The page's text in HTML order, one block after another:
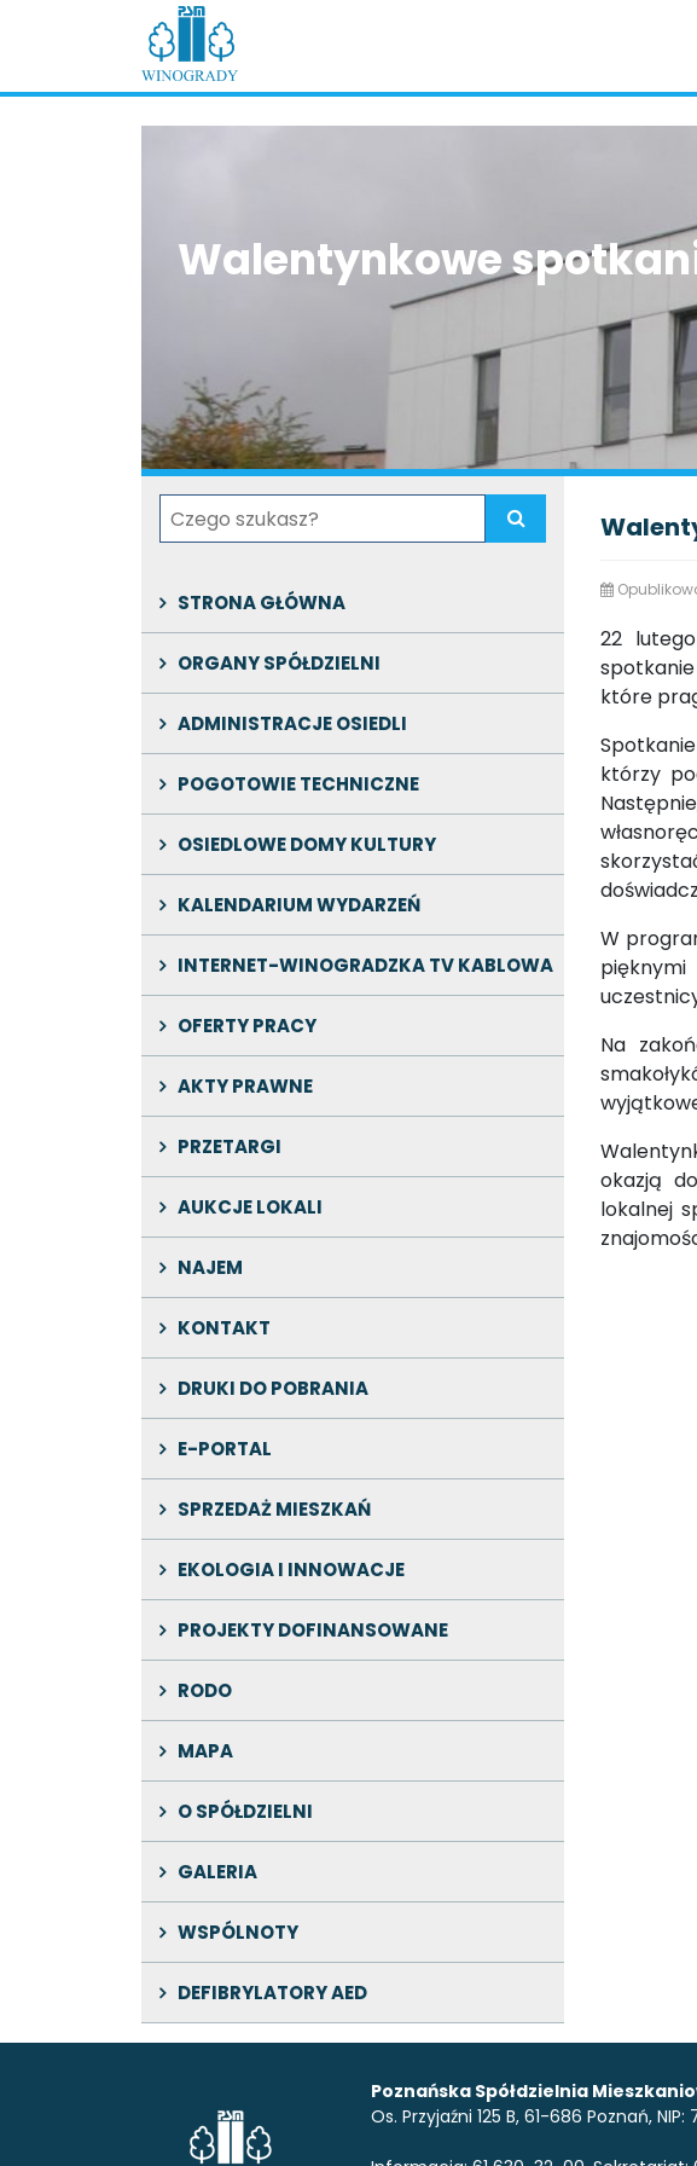
Walentynkowe
STRONA GŁÓWNA
ORGANY SPÓŁDZIELNI
ADMINISTRACJE OSIEDLI
POGOTOWIE TECHNICZNE
OSIEDLOWE DOMY KULTURY
KALENDARIUM WYDARZEŃ
INTERNET-WINOGRADZKA TV KABLOWA
OFERTY PRACY
AKTY PRAWNE
PRZETARGI
AUKCJE LOKALI
NAJEM
KONTAKT
DRUKI DO POBRANIA
E-PORTAL
SPRZEDAŻ MIESZKAŃ
EKOLOGIA I INNOWACJE
PROJEKTY DOFINANSOWANE
RODO
MAPA
O SPÓŁDZIELNI
GALERIA
WSPÓLNOTY
DEFIBRYLATORY AED
22
które
którzy
W
Na
okazją
lokalnej
Poznańska Spółdzielnia
Os. Przyjaźni 125 B, 61-686 Poznań,